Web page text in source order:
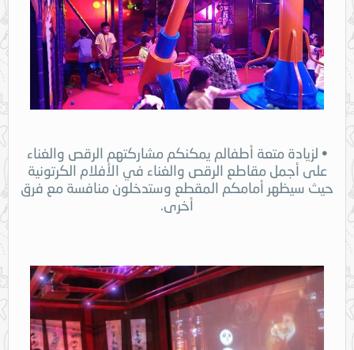
• لزيادة متعة أطفالم يمكنكم مشاركتهم الرقص والغناء
على أجمل مقاطع الرقص والغناء في الأفلام الكرتونية
حيث سيظهر أمامكم المقطع وستدخلون منافسة مع فرق
أخرى.